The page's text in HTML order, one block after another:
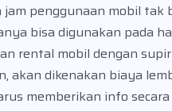
jam penggunaan mobil
bisa digunakan pada
rental mobil dengan
akan dikenakan biaya
memberikan info